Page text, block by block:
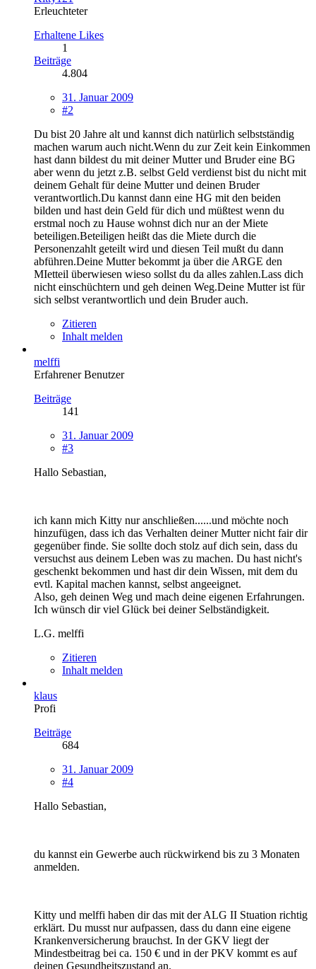
Erleuchteter
Erhaltene Likes
1
Beiträge
4.804
31. Januar 2009
#2
Du bist 20 Jahre alt und kannst dich natürlich selbstständig
machen warum auch nicht.Wenn du zur Zeit kein Einkommen
hast dann bildest du mit deiner Mutter und Bruder eine BG
aber wenn du jetzt z.B. selbst Geld verdienst bist du nicht mit
deinem Gehalt für deine Mutter und deinen Bruder
verantwortlich.Du kannst dann eine HG mit den beiden
bilden und hast dein Geld für dich und müßtest wenn du
erstmal noch zu Hause wohnst dich nur an der Miete
beteiligen.Beteiligen heißt das die Miete durch die
Personenzahlt geteilt wird und diesen Teil mußt du dann
abführen.Deine Mutter bekommt ja über die ARGE den
MIetteil überwiesen wieso sollst du da alles zahlen.Lass dich
nicht einschüchtern und geh deinen Weg.Deine Mutter ist für
sich selbst verantwortlich und dein Bruder auch.
Zitieren
Inhalt melden
melffi
Erfahrener Benutzer
Beiträge
141
31. Januar 2009
#3
Hallo Sebastian,
ich kann mich Kitty nur anschließen......und möchte noch
hinzufügen, dass ich das Verhalten deiner Mutter nicht fair dir
gegenüber finde. Sie sollte doch stolz auf dich sein, dass du
versuchst aus deinem Leben was zu machen. Du hast nicht's
geschenkt bekommen und hast dir dein Wissen, mit dem du
evtl. Kapital machen kannst, selbst angeeignet.
Also, geh deinen Weg und mach deine eigenen Erfahrungen.
Ich wünsch dir viel Glück bei deiner Selbständigkeit.
L.G. melffi
Zitieren
Inhalt melden
klaus
Profi
Beiträge
684
31. Januar 2009
#4
Hallo Sebastian,
du kannst ein Gewerbe auch rückwirkend bis zu 3 Monaten
anmelden.
Kitty und melffi haben dir das mit der ALG II Stuation richtig
erklärt. Du musst nur aufpassen, dass du dann eine eigene
Krankenversicherung brauchst. In der GKV liegt der
Mindestbeitrag bei ca. 150 € und in der PKV kommt es auf
deinen Gesundheitszustand an.